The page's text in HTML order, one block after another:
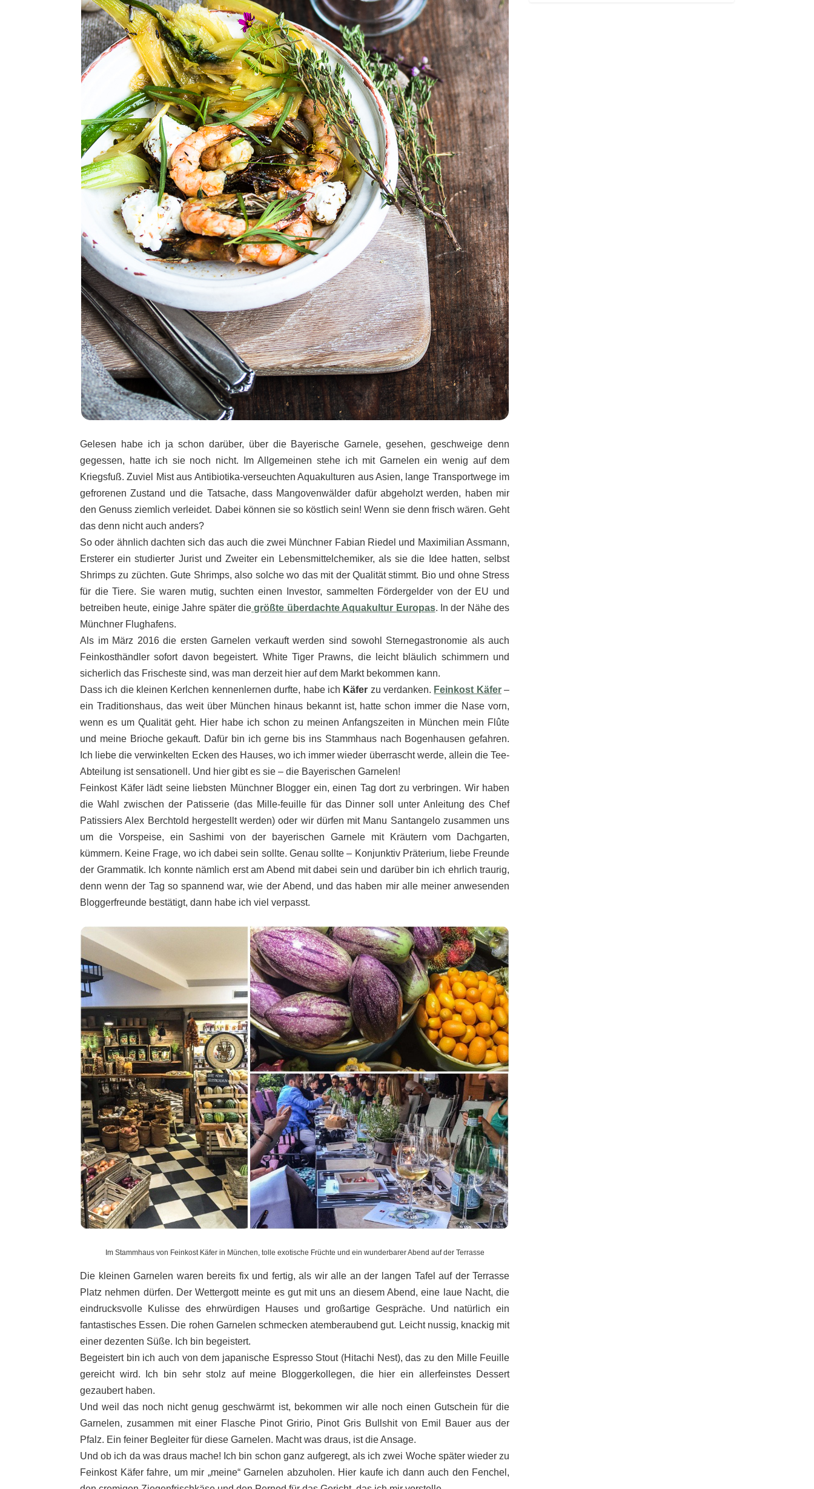
Gelesen habe ich ja schon darüber, über die Bayerische Garnele, gesehen, geschweige denn
gegessen, hatte ich sie noch nicht. Im Allgemeinen stehe ich mit Garnelen ein wenig auf dem
Kriegsfuß. Zuviel Mist aus Antibiotika-verseuchten Aquakulturen aus Asien, lange Transportwege im
gefrorenen Zustand und die Tatsache, dass Mangovenwälder dafür abgeholzt werden, haben mir
den Genuss ziemlich verleidet. Dabei können sie so köstlich sein! Wenn sie denn frisch wären. Geht
das denn nicht auch anders?
So oder ähnlich dachten sich das auch die zwei Münchner Fabian Riedel und Maximilian Assmann,
Ersterer ein studierter Jurist und Zweiter ein Lebensmittelchemiker, als sie die Idee hatten, selbst
Shrimps zu züchten. Gute Shrimps, also solche wo das mit der Qualität stimmt. Bio und ohne Stress
für die Tiere. Sie waren mutig, suchten einen Investor, sammelten Fördergelder von der EU und
betreiben heute, einige Jahre später die größte überdachte Aquakultur Europas. In der Nähe des
Münchner Flughafens.
Als im März 2016 die ersten Garnelen verkauft werden sind sowohl Sternegastronomie als auch
Feinkosthändler sofort davon begeistert. White Tiger Prawns, die leicht bläulich schimmern und
sicherlich das Frischeste sind, was man derzeit hier auf dem Markt bekommen kann.
Dass ich die kleinen Kerlchen kennenlernen durfte, habe ich Käfer zu verdanken. Feinkost Käfer–
ein Traditionshaus, das weit über München hinaus bekannt ist, hatte schon immer die Nase vorn,
wenn es um Qualität geht. Hier habe ich schon zu meinen Anfangszeiten in München mein Flûte
und meine Brioche gekauft. Dafür bin ich gerne bis ins Stammhaus nach Bogenhausen gefahren.
Ich liebe die verwinkelten Ecken des Hauses, wo ich immer wieder überrascht werde, allein die Tee-
Abteilung ist sensationell. Und hier gibt es sie – die Bayerischen Garnelen!
Feinkost Käfer lädt seine liebsten Münchner Blogger ein, einen Tag dort zu verbringen. Wir haben
die Wahl zwischen der Patisserie (das Mille-feuille für das Dinner soll unter Anleitung des Chef
Patissiers Alex Berchtold hergestellt werden) oder wir dürfen mit Manu Santangelo zusammen uns
um die Vorspeise, ein Sashimi von der bayerischen Garnele mit Kräutern vom Dachgarten,
kümmern. Keine Frage, wo ich dabei sein sollte. Genau sollte – Konjunktiv Präterium, liebe Freunde
der Grammatik. Ich konnte nämlich erst am Abend mit dabei sein und darüber bin ich ehrlich traurig,
denn wenn der Tag so spannend war, wie der Abend, und das haben mir alle meiner anwesenden
Bloggerfreunde bestätigt, dann habe ich viel verpasst.
Im Stammhaus von Feinkost Käfer in München, tolle exotische Früchte und ein wunderbarer Abend auf der Terrasse
Die kleinen Garnelen waren bereits fix und fertig, als wir alle an der langen Tafel auf der Terrasse
Platz nehmen dürfen. Der Wettergott meinte es gut mit uns an diesem Abend, eine laue Nacht, die
eindrucksvolle Kulisse des ehrwürdigen Hauses und großartige Gespräche. Und natürlich ein
fantastisches Essen. Die rohen Garnelen schmecken atemberaubend gut. Leicht nussig, knackig mit
einer dezenten Süße. Ich bin begeistert.
Begeistert bin ich auch von dem japanische Espresso Stout (Hitachi Nest), das zu den Mille Feuille
gereicht wird. Ich bin sehr stolz auf meine Bloggerkollegen, die hier ein allerfeinstes Dessert
gezaubert haben.
Und weil das noch nicht genug geschwärmt ist, bekommen wir alle noch einen Gutschein für die
Garnelen, zusammen mit einer Flasche Pinot Gririo, Pinot Gris Bullshit von Emil Bauer aus der
Pfalz. Ein feiner Begleiter für diese Garnelen. Macht was draus, ist die Ansage.
Und ob ich da was draus mache! Ich bin schon ganz aufgeregt, als ich zwei Woche später wieder zu
Feinkost Käfer fahre, um mir „meine“ Garnelen abzuholen. Hier kaufe ich dann auch den Fenchel,